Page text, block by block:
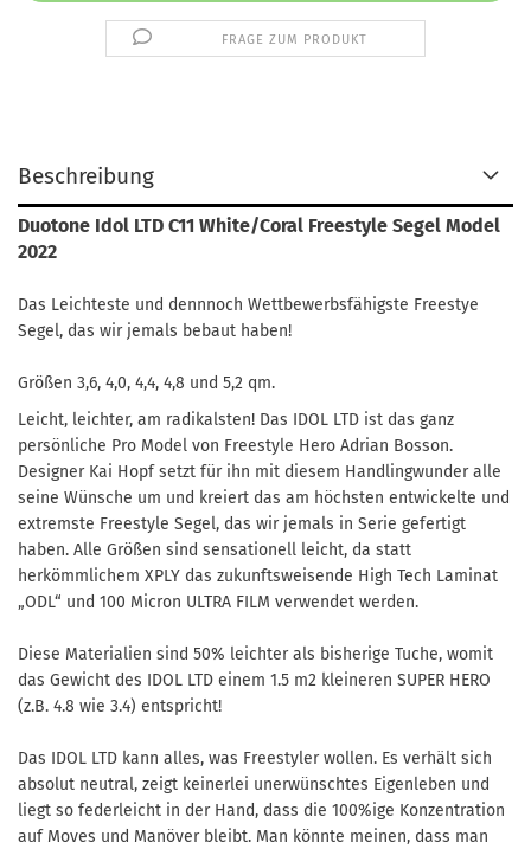
FRAGE ZUM PRODUKT
Beschreibung
Duotone Idol LTD C11 White/Coral Freestyle Segel Model
2022
Das Leichteste und dennnoch Wettbewerbsfähigste Freestye
Segel, das wir jemals bebaut haben!
Größen 3,6, 4,0, 4,4, 4,8 und 5,2 qm.
Leicht, leichter, am radikalsten! Das IDOL LTD ist das ganz
persönliche Pro Model von Freestyle Hero Adrian Bosson.
Designer Kai Hopf setzt für ihn mit diesem Handlingwunder alle
seine Wünsche um und kreiert das am höchsten entwickelte und
extremste Freestyle Segel, das wir jemals in Serie gefertigt
haben. Alle Größen sind sensationell leicht, da statt
herkömmlichem XPLY das zukunftsweisende High Tech Laminat
„ODL“ und 100 Micron ULTRA FILM verwendet werden.
Diese Materialien sind 50% leichter als bisherige Tuche, womit
das Gewicht des IDOL LTD einem 1.5 m2 kleineren SUPER HERO
(z.B. 4.8 wie 3.4) entspricht!
Das IDOL LTD kann alles, was Freestyler wollen. Es verhält sich
absolut neutral, zeigt keinerlei unerwünschtes Eigen­leben und
liegt so federleicht in der Hand, dass die 100%ige Konzentration
auf Moves und Manöver bleibt. Man könnte meinen, dass man